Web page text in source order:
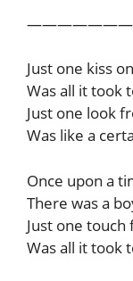
Just one kiss
Was all it took
Just one look
Was like a
Once upon a
There was a
Just one
Was all it took